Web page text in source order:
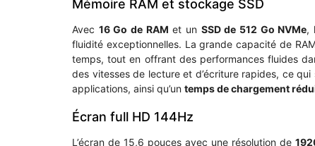
Mémoire RAM et stockage SSD
Avec 16 Go de RAM et un SSD de 512 Go NVMe,
fluidité exceptionnelles. La grande capacité de
temps, tout en offrant des performances fluides
des vitesses de lecture et d’écriture rapides, ce
applications, ainsi qu’un temps de chargement
Écran full HD 144Hz
L’écran de 15,6 pouces avec une résolution de